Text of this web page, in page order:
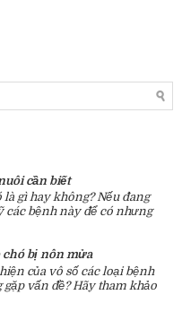
cần biết
gì hay không? Nếu đang
bệnh này để có nhưng
chó bị nôn mửa
của vô số các loại bệnh
vấn đề? Hãy tham khảo